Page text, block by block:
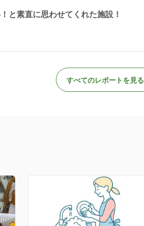
と素直に思わせてくれた施設！
すべてのレポートを見る